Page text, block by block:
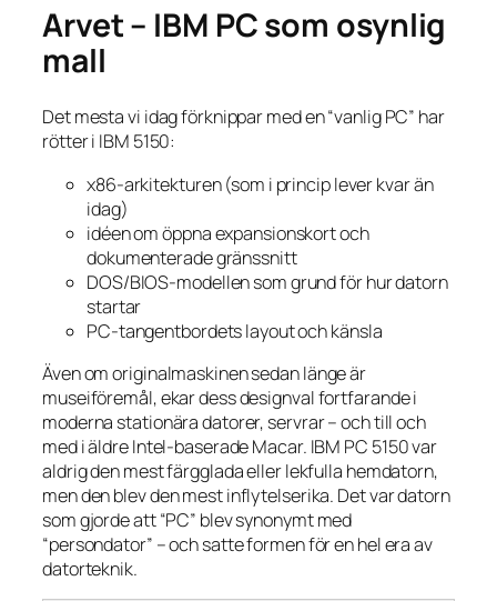
Arvet – IBM PC som osynlig
mall
Det mesta vi idag förknippar med en “vanlig PC” har
rötter i IBM 5150:
x86-arkitekturen (som i princip lever kvar än
idag)
idéen om öppna expansionskort och
dokumenterade gränssnitt
DOS/BIOS-modellen som grund för hur datorn
startar
PC-tangentbordets layout och känsla
Även om originalmaskinen sedan länge är
museiföremål, ekar dess designval fortfarande i
moderna stationära datorer, servrar – och till och
med i äldre Intel-baserade Macar. IBM PC 5150 var
aldrig den mest färgglada eller lekfulla hemdatorn,
men den blev den mest inflytelserika. Det var datorn
som gjorde att “PC” blev synonymt med
“persondator” – och satte formen för en hel era av
datorteknik.